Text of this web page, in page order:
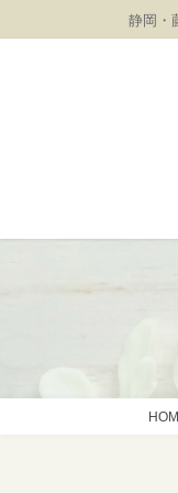
ン
ビ
静岡・